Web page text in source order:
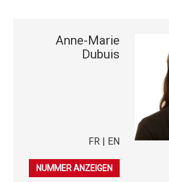
Anne-Marie
Dubuis
FR | EN
079 323 14 14
NUMMER ANZEIGEN